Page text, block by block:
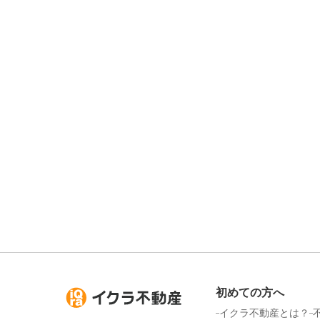
初めての方へ
イクラ不動産とは？